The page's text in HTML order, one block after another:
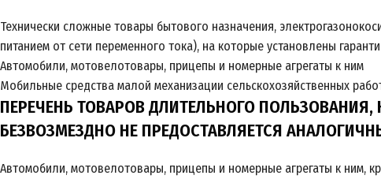
Технически сложные товары бытового назначения,
питанием от сети переменного тока), на которые установлены
Автомобили, мотовелотовары, прицепы и номерные агрегаты к ним
Мобильные средства малой механизации сельскохозяйственных
ПЕРЕЧЕНЬ ТОВАРОВ ДЛИТЕЛЬНОГО
БЕЗВОЗМЕЗДНО НЕ ПРЕДОСТАВЛЯЕТСЯ
Автомобили, мотовелотовары, прицепы и номерные агрегаты к ним,